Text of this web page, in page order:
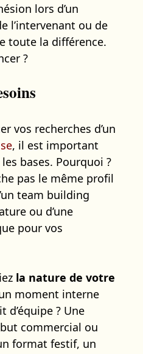
lors d’un
l’intervenant ou de
toute la différence.
?
vos recherches d’un
, il est important
bases. Pourquoi ?
pas le même profil
team building
ou d’une
pour vos
la nature de votre
moment interne
d’équipe ? Une
commercial ou
format festif, un